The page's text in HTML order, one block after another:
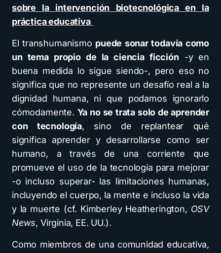
sobre la intervención biotecnológica en la
práctica educativa
El transhumanismo puede sonar todavía como
un tema propio de la ciencia ficción -y en
buena medida lo sigue siendo-, pero eso no
significa que no represente un desafío real a la
dignidad humana, ni que podamos ignorarlo
cómodamente. Ya no se trata solo de aprender
con tecnología, sino de replantear qué
significa aprender y desarrollarse como ser
humano, a través de una corriente que
promueve el uso de la tecnología para mejorar
-o incluso superar- las limitaciones humanas,
incluyendo el cuerpo, la mente e incluso la vida
y la muerte (cf. Kimberley Heatherington, OSV
News, Virginia, EE. UU.).
Como miembros de una comunidad educativa,